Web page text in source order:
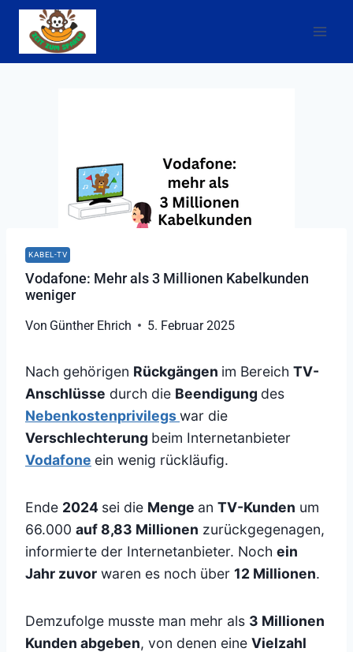
Zum
Inhalt
springen
KABEL-TV
Vodafone: Mehr als 3 Millionen Kabelkunden
weniger
Von Günther Ehrich 5. Februar 2025
Nach gehörigen Rückgängen im Bereich TV-
Anschlüsse durch die Beendigung des
Nebenkostenprivilegswar die
Verschlechterung beim Internetanbieter
Vodafone ein wenig rückläufig.
Ende 2024 sei die Menge an TV-Kunden um
66.000 auf 8,83 Millionen zurückgegenagen,
informierte der Internetanbieter. Noch ein
Jahr zuvor waren es noch über 12 Millionen.
Demzufolge musste man mehr als 3 Millionen
Kunden abgeben, von denen eine Vielzahl